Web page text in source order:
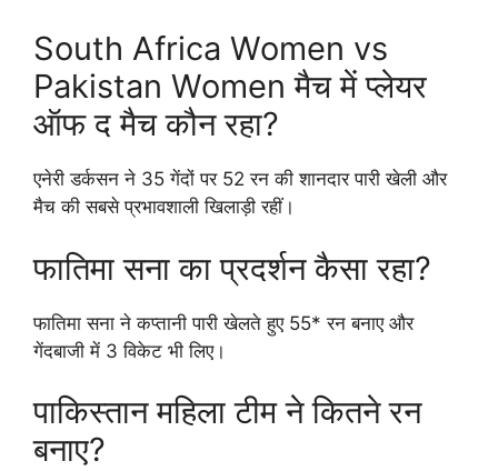
South Africa Women vs
Pakistan Women मैच में प्लेयर
ऑफ द मैच कौन रहा?
एनेरी डर्कसन ने 35 गेंदों पर 52 रन की शानदार पारी खेली और
मैच की सबसे प्रभावशाली खिलाड़ी रहीं।
फातिमा सना का प्रदर्शन कैसा रहा?
फातिमा सना ने कप्तानी पारी खेलते हुए 55* रन बनाए और
गेंदबाजी में 3 विकेट भी लिए।
पाकिस्तान महिला टीम ने कितने रन
बनाए?